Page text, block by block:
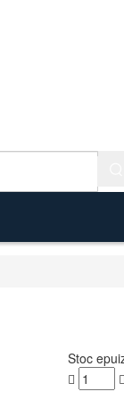
Stoc